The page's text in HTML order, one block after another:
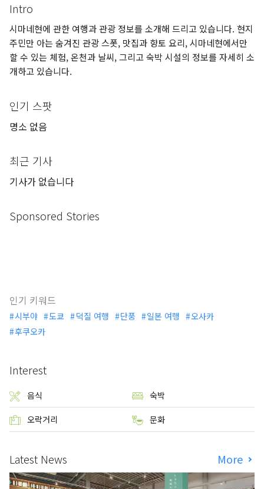
Intro
시마네현에 관한 여행과 관광 정보를 소개해 드리고 있습니다. 현지
주민만 아는 숨겨진 관광 스폿, 맛집과 향토 요리, 시마네현에서만
할 수 있는 체험, 온천과 날씨, 그리고 숙박 시설의 정보를 자세히 소
개하고 있습니다.
인기 스팟
명소 없음
최근 기사
기사가 없습니다
Sponsored Stories
인기 키워드
시부야 도쿄 덕질 여행 단풍 일본 여행
오사카
후쿠오카
Interest
음식 숙박
오락거리 문화
Latest News More